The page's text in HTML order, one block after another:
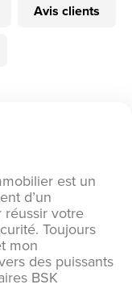
Avis clients
est un
d’un
réussir votre
Toujours
mon
des puissants
BSK